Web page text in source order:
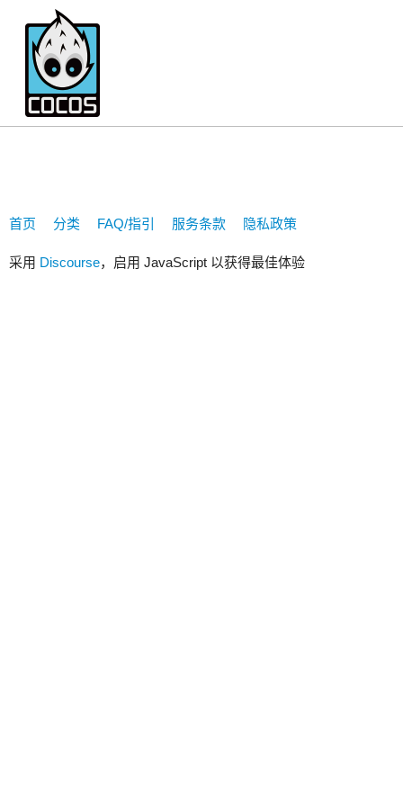
zhengyi8501
首页 分类 FAQ/指引 服务条款 隐私政策
采用 Discourse，启用 JavaScript 以获得最佳体验